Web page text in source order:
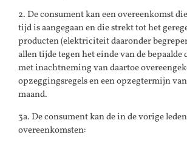
2. De consument kan een overeenkomst
tijd is aangegaan en die strekt tot het
producten (elektriciteit daaronder
allen tijde tegen het einde van de bepaalde
met inachtneming van daartoe
opzeggingsregels en een opzegtermijn
maand.
3a. De consument kan de in de vorige
overeenkomsten: